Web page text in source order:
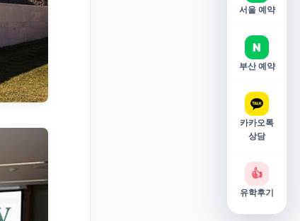
서울 예약
N
부산 예약
카카오톡
상담
👍
유학후기